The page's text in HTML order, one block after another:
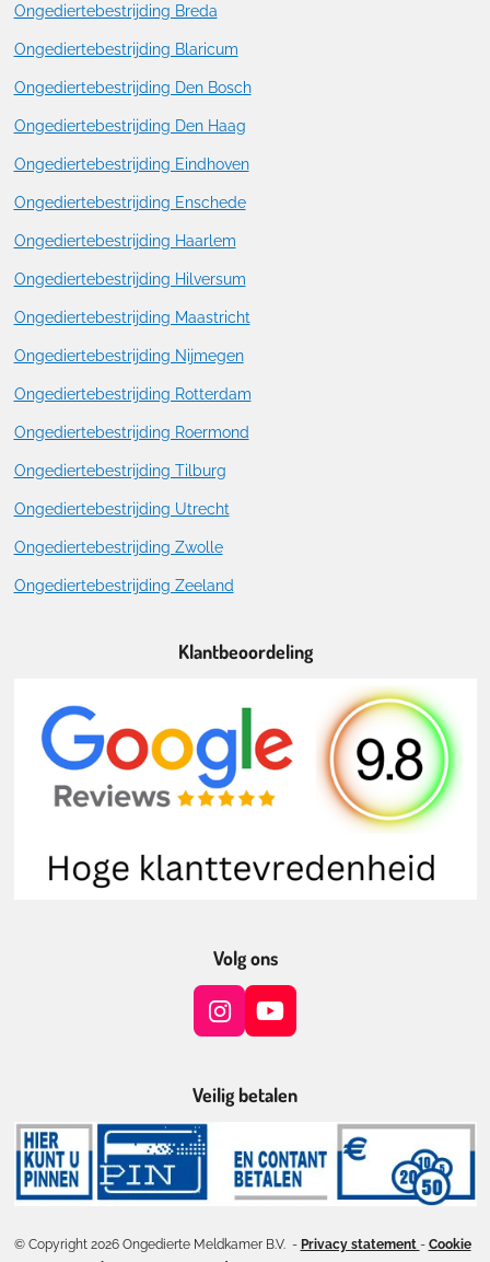
Ongediertebestrijding Breda
Ongediertebestrijding Blaricum
Ongediertebestrijding Den Bosch
Ongediertebestrijding Den Haag
Ongediertebestrijding Eindhoven
Ongediertebestrijding Enschede
Ongediertebestrijding Haarlem
Ongediertebestrijding Hilversum
Ongediertebestrijding Maastricht
Ongediertebestrijding Nijmegen
Ongediertebestrijding Rotterdam
Ongediertebestrijding Roermond
Ongediertebestrijding Tilburg
Ongediertebestrijding Utrecht
Ongediertebestrijding Zwolle
Ongediertebestrijding Zeeland
Klantbeoordeling
Volg ons
I
t
Y
T
e
Veilig betalen
© Copyright 2026 Ongedierte Meldkamer B.V. - Privacy statement - Cookie